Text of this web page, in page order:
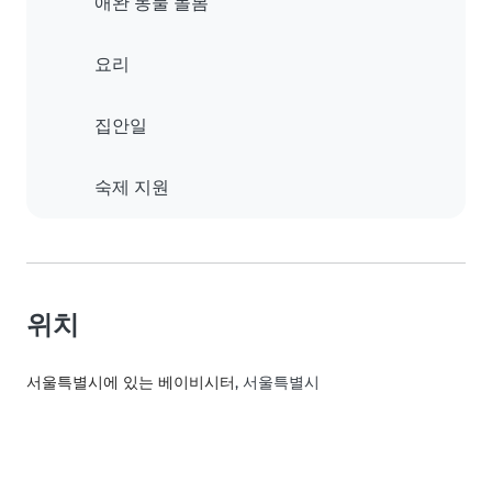
요리
집안일
숙제 지원
위치
서울특별시에 있는 베이비시터, 서울특별시